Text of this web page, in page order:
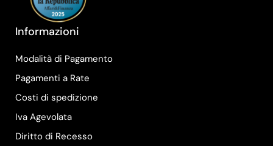
Informazioni
Modalità di Pagamento
Pagamenti a Rate
Costi di spedizione
Iva Agevolata
Diritto di Recesso